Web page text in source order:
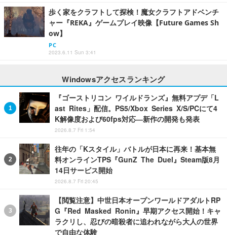
歩く家をクラフトして探検！魔女クラフトアドベンチ
ャー『REKA』ゲームプレイ映像【Future Games Sh
ow】
PC
2023.6.11 Sun 3:41
Windowsアクセスランキング
『ゴーストリコン ワイルドランズ』無料アプデ「L
ast Rites」配信。PS5/Xbox Series X/S/PCにて4
K解像度および60fps対応―新作の開発も発表
2026.8.7 Fri 1:54
往年の「Kスタイル」バトルが日本に再来！基本無
料オンラインTPS『GunZ The Duel』Steam版8月
14日サービス開始
2026.8.7 Fri 20:45
【閲覧注意】中世日本オープンワールドアダルトRP
G『Red Masked Ronin』早期アクセス開始！キャ
ラクリし、忍びの暗殺者に追われながら大人の世界
で自由な体験